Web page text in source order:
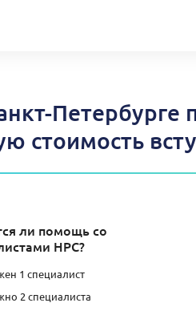
Петербурге
стоимость
ли помощь со
НРС?
1 специалист
2 специалиста